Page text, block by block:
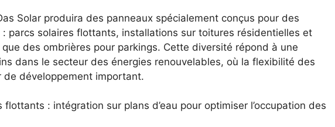
Solar produira des panneaux spécialement conçus pour des
: parcs solaires flottants, installations sur toitures résidentielles et
des ombrières pour parkings. Cette diversité répond à une
dans le secteur des énergies renouvelables, où la flexibilité des
de développement important.
flottants : intégration sur plans d’eau pour optimiser l’occupation des